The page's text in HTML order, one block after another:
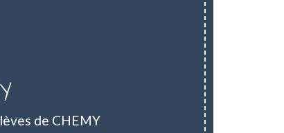
de CHEMY